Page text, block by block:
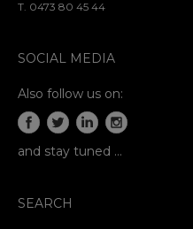
T. 0473 80 45 44
SOCIAL MEDIA
Also follow us on:
and stay tuned …
SEARCH